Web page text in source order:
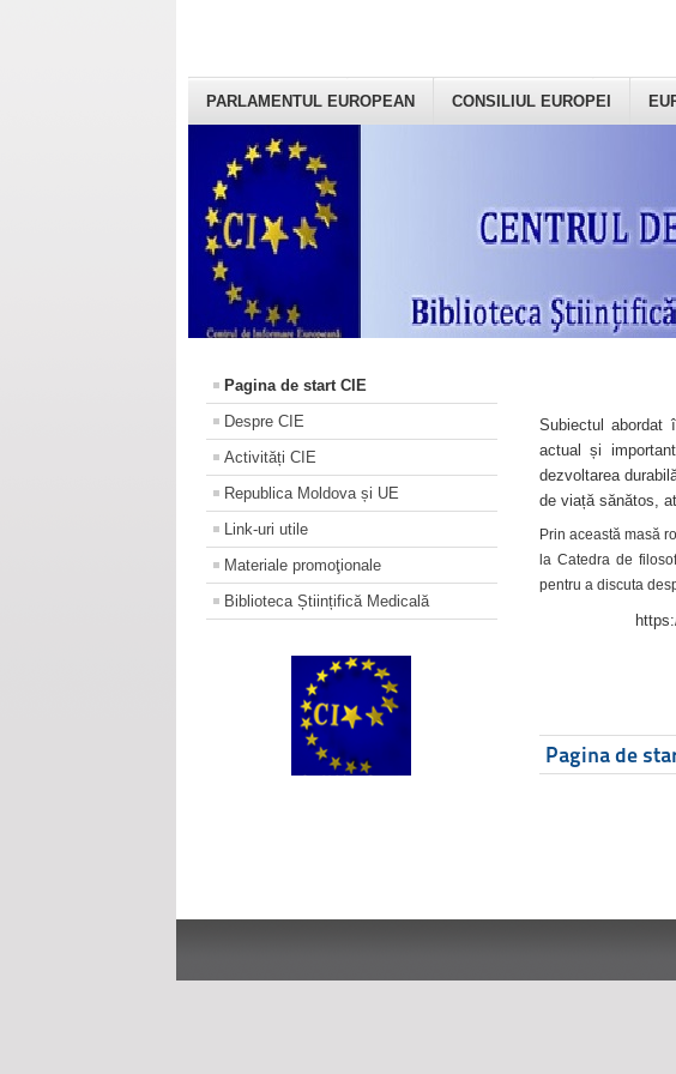
PARLAMENTUL EUROPEAN CONSILIUL EUROPEI
Pagina de start CIE
Despre CIE
Activități CIE
Republica Moldova și UE
Link-uri utile
Materiale promoţionale
Biblioteca Științifică Medicală
Subiectul abordat
actual și
dezvoltarea
de viață sănătos,
Prin această masă
la Catedra de
pentru a discuta
Pagina de